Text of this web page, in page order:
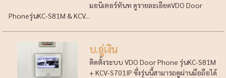
มอนิเตอร์ทันท ดูรายละเอียดVDO Door
Phoneรุ่นKC-S81M & KCV...
บ.อู่เงิน
ติดตั้งระบบ VDO Door Phone รุ่นKC-S81M
+ KCV-S701IP ซึ่งรุ่นนี้สามารถดูผ่านมือถือได้